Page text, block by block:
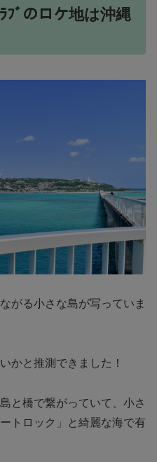
ﾌﾞのロケ地は沖縄
がる小さな島が写っていま
かと推測できました！
と橋で繋がっていて、小さ
トロック」と綺麗な海で有